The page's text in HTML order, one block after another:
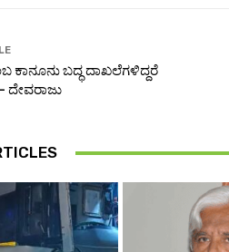
ಬದ್ಧ ದಾಖಲೆಗಳಿದ್ದರೆ